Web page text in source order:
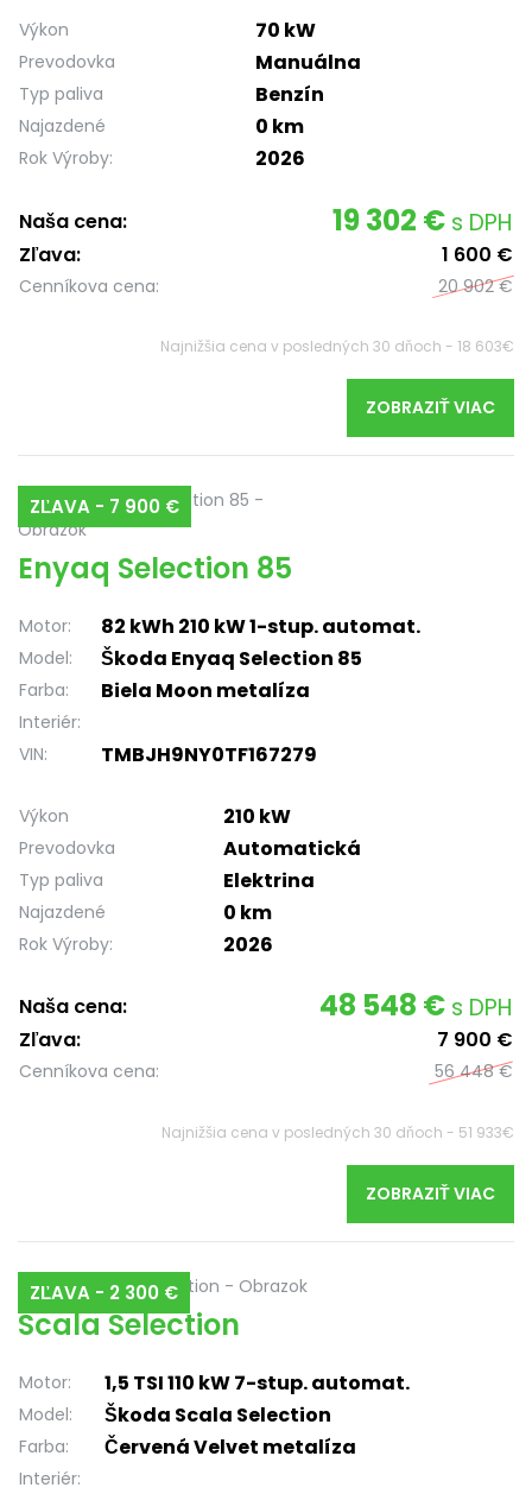
Výkon 70 kW
Prevodovka Manuálna
Typ paliva Benzín
Najazdené 0 km
Rok Výroby: 2026
Naša cena: 19 302 € s DPH
Zľava: 1 600 €
Cenníkova cena: 20 902 €
Najnižšia cena v posledných 30 dňoch - 18 603€
ZOBRAZIŤ VIAC
ZĽAVA - 7 900 €
Enyaq Selection 85
Motor: 82 kWh 210 kW 1-stup. automat.
Model: Škoda Enyaq Selection 85
Farba: Biela Moon metalíza
Interiér:
VIN:
TMBJH9NY0TF167279
Výkon 210 kW
Prevodovka Automatická
Typ paliva Elektrina
Najazdené 0 km
Rok Výroby: 2026
Naša cena: 48 548 € s DPH
Zľava: 7 900 €
Cenníkova cena: 56 448 €
Najnižšia cena v posledných 30 dňoch - 51 933€
ZOBRAZIŤ VIAC
ZĽAVA - 2 300 €
Scala Selection
Motor: 1,5 TSI 110 kW 7-stup. automat.
Model: Škoda Scala Selection
Farba: Červená Velvet metalíza
Interiér: